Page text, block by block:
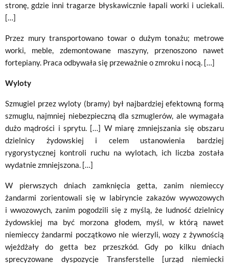
stronę, gdzie inni tragarze błyskawicznie łapali worki i uciekali.
[…]
Przez mury transportowano towar o dużym tonażu; metrowe
worki, meble, zdemontowane maszyny, przenoszono nawet
fortepiany. Praca odbywała się przeważnie o zmroku i nocą. […]
Wyloty
Szmugiel przez wyloty (bramy) był najbardziej efektowną formą
szmuglu, najmniej niebezpieczną dla szmuglerów, ale wymagała
dużo mądrości i sprytu. […] W miarę zmniejszania się obszaru
dzielnicy żydowskiej i celem ustanowienia bardziej
rygorystycznej kontroli ruchu na wylotach, ich liczba została
wydatnie zmniejszona. […]
W pierwszych dniach zamknięcia getta, zanim niemieccy
żandarmi zorientowali się w labiryncie zakazów wywozowych
i wwozowych, zanim pogodzili się z myślą, że ludność dzielnicy
żydowskiej ma być morzona głodem, myśl, w którą nawet
niemieccy żandarmi początkowo nie wierzyli, wozy z żywnością
wjeżdżały do getta bez przeszkód. Gdy po kilku dniach
sprecyzowane dyspozycje Transferstelle [urząd niemiecki